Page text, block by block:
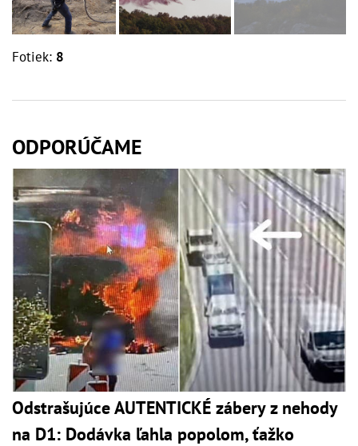
Fotiek: 8
ODPORÚČAME
Odstrašujúce AUTENTICKÉ zábery z nehody
na D1: Dodávka ľahla popolom, ťažko